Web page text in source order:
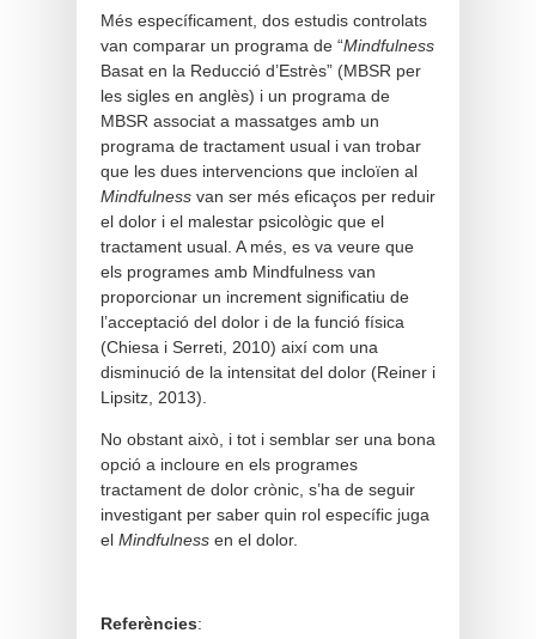
Més específicament, dos estudis controlats
van comparar un programa de “Mindfulness
Basat en la Reducció d’Estrès” (MBSR per
les sigles en anglès) i un programa de
MBSR associat a massatges amb un
programa de tractament usual i van trobar
que les dues intervencions que incloïen al
Mindfulness van ser més eficaços per reduir
el dolor i el malestar psicològic que el
tractament usual. A més, es va veure que
els programes amb Mindfulness van
proporcionar un increment significatiu de
l’acceptació del dolor i de la funció física
(Chiesa i Serreti, 2010) així com una
disminució de la intensitat del dolor (Reiner i
Lipsitz, 2013).
No obstant això, i tot i semblar ser una bona
opció a incloure en els programes
tractament de dolor crònic, s’ha de seguir
investigant per saber quin rol específic juga
el Mindfulness en el dolor.
Referències: